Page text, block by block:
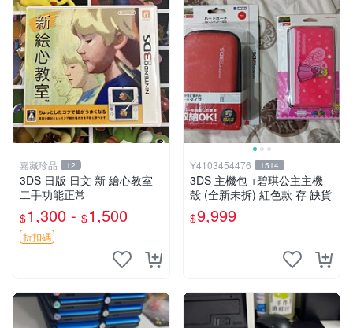
嘉藏珍品 12
3DS 日版 日文 新 繪心教室
二手功能正常
$1,300 - $1,500
折扣碼
Y4103454476 1514
3DS 主機包 +碧琪公主主機
殼 (全新未拆) 紅色款 存 缺貨
$9,999